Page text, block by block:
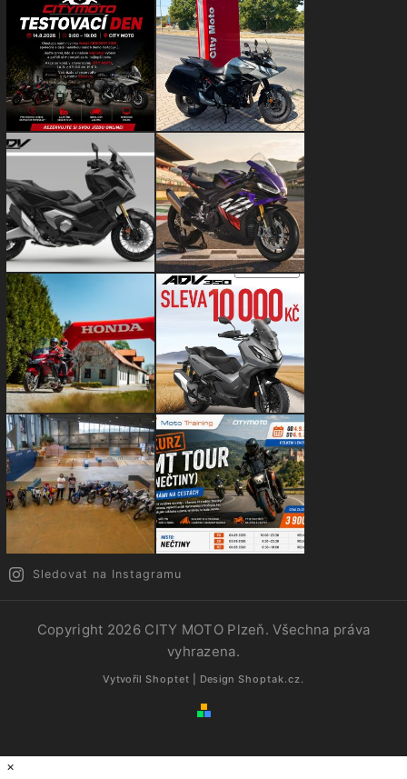
Sledovat na Instagramu
Copyright 2026 CITY MOTO Plzeň. Všechna práva
vyhrazena.
Vytvořil Shoptet | Design Shoptak.cz.
×